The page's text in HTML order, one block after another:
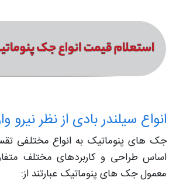
انواع سیلندر بادی از نظر نیرو
جک های پنوماتیک به انواع مختلفی
اساس طراحی و کاربردهای مختلف
معمول جک های پنوماتیک عبارتند از: